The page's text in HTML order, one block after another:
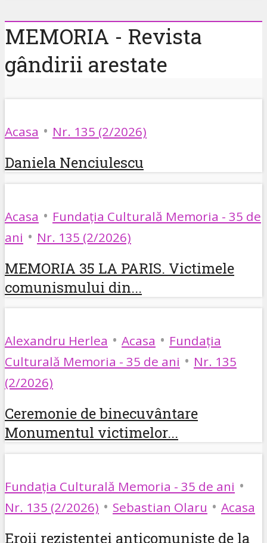
MEMORIA - Revista
gândirii arestate
Acasa • Nr. 135 (2/2026)
Daniela Nenciulescu
Acasa • Fundația Culturală Memoria - 35 de
ani • Nr. 135 (2/2026)
MEMORIA 35 LA PARIS. Victimele
comunismului din...
Alexandru Herlea • Acasa • Fundația
Culturală Memoria - 35 de ani • Nr. 135
(2/2026)
Ceremonie de binecuvântare
Monumentul victimelor...
Fundația Culturală Memoria - 35 de ani •
Nr. 135 (2/2026) • Sebastian Olaru • Acasa
Eroii rezistenței anticomuniste de la